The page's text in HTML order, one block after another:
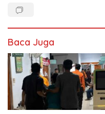
Baca Juga